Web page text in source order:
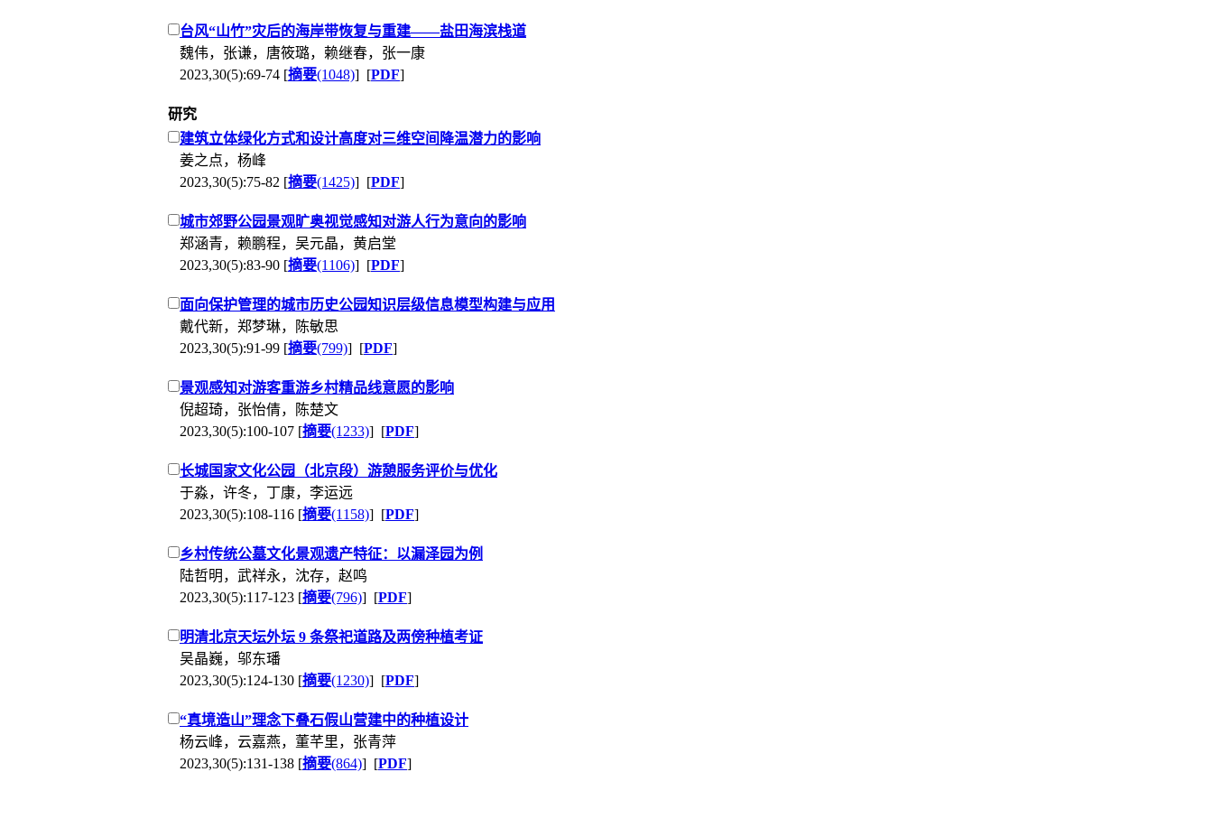
台风“山竹”灾后的海岸带恢复与重建——盐田海滨栈道
魏伟，张谦，唐筱璐，赖继春，张一康
2023,30(5):69-74 [摘要(1048)] [PDF]
研究
建筑立体绿化方式和设计高度对三维空间降温潜力的影响
姜之点，杨峰
2023,30(5):75-82 [摘要(1425)] [PDF]
城市郊野公园景观旷奥视觉感知对游人行为意向的影响
郑涵青，赖鹏程，吴元晶，黄启堂
2023,30(5):83-90 [摘要(1106)] [PDF]
面向保护管理的城市历史公园知识层级信息模型构建与应用
戴代新，郑梦琳，陈敏思
2023,30(5):91-99 [摘要(799)] [PDF]
景观感知对游客重游乡村精品线意愿的影响
倪超琦，张怡倩，陈楚文
2023,30(5):100-107 [摘要(1233)] [PDF]
长城国家文化公园（北京段）游憩服务评价与优化
于淼，许冬，丁康，李运远
2023,30(5):108-116 [摘要(1158)] [PDF]
乡村传统公墓文化景观遗产特征：以漏泽园为例
陆哲明，武祥永，沈存，赵鸣
2023,30(5):117-123 [摘要(796)] [PDF]
明清北京天坛外坛 9 条祭祀道路及两傍种植考证
吴晶巍，邬东璠
2023,30(5):124-130 [摘要(1230)] [PDF]
“真境造山”理念下叠石假山营建中的种植设计
杨云峰，云嘉燕，董芊里，张青萍
2023,30(5):131-138 [摘要(864)] [PDF]